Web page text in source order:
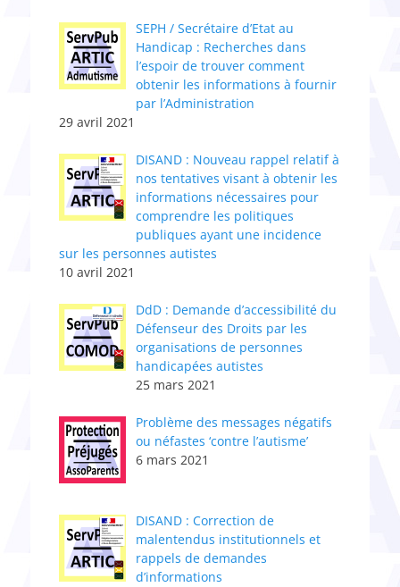
SEPH / Secrétaire d’Etat au
Handicap : Recherches dans
l’espoir de trouver comment
obtenir les informations à fournir
par l’Administration
29 avril 2021
DISAND : Nouveau rappel relatif à
nos tentatives visant à obtenir les
informations nécessaires pour
comprendre les politiques
publiques ayant une incidence
sur les personnes autistes
10 avril 2021
DdD : Demande d’accessibilité du
Défenseur des Droits par les
organisations de personnes
handicapées autistes
25 mars 2021
Problème des messages négatifs
ou néfastes ‘contre l’autisme’
6 mars 2021
DISAND : Correction de
malentendus institutionnels et
rappels de demandes
d’informations